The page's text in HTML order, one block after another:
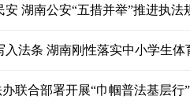
湖南公安“五措并举”推进执法
法条 湖南刚性落实中小学生体
联合部署开展“巾帼普法基层行